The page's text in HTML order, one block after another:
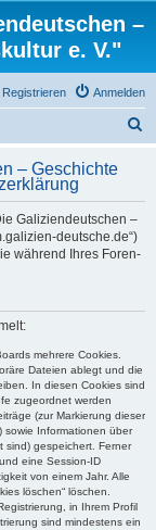
–
e. V."
Anmelden
Registrieren
h
– Geschichte
Galiziendeutschen –
deutsche.de“)
während Ihres Foren-
mehrere Cookies.
Dateien ablegt und die
In diesen Cookies sind
zugeordnet werden
(zur Markierung dieser
sowie Informationen über
sind) gespeichert. Ferner
eine Session-ID
von einem Jahr. Alle
löschen“ löschen.
in Ihrem Profil
sind mindestens ein